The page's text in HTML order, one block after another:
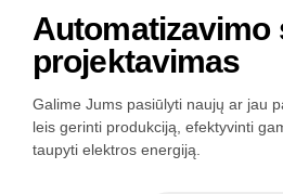
Automatizavimo
projektavimas
Galime Jums pasiūlyti naujų ar jau
leis gerinti produkciją, efektyvinti
taupyti elektros energiją.